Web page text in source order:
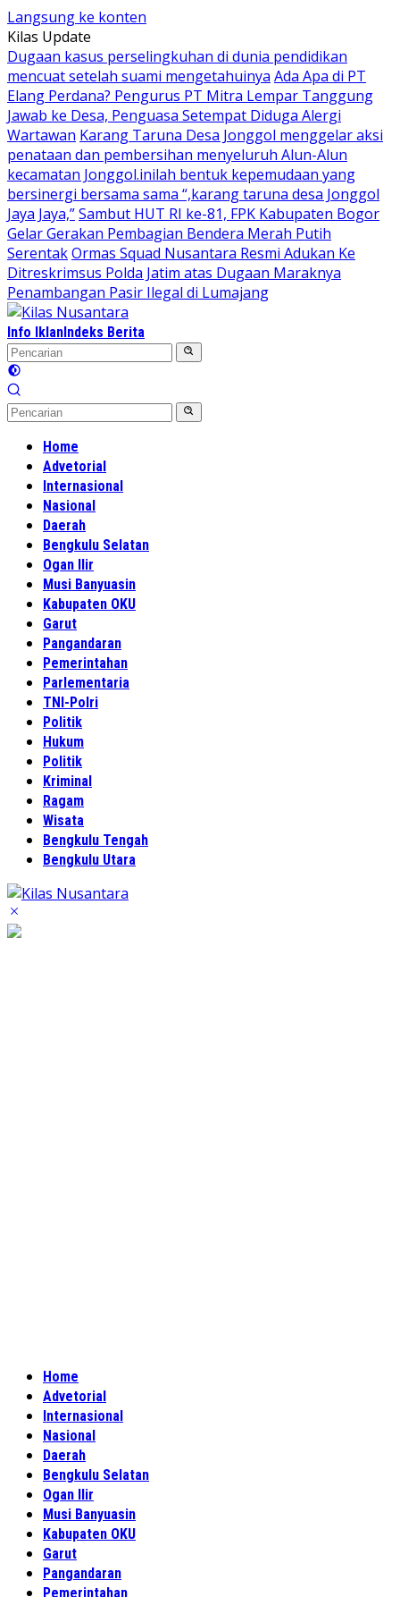
Langsung ke konten
Kilas Update
Dugaan kasus perselingkuhan di dunia pendidikan
mencuat setelah suami mengetahuinya Ada Apa di PT
Elang Perdana? Pengurus PT Mitra Lempar Tanggung
Jawab ke Desa, Penguasa Setempat Diduga Alergi
Wartawan Karang Taruna Desa Jonggol menggelar aksi
penataan dan pembersihan menyeluruh Alun-Alun
kecamatan Jonggol.inilah bentuk kepemudaan yang
bersinergi bersama sama “,karang taruna desa Jonggol
Jaya Jaya,”Sambut HUT RI ke-81, FPK Kabupaten Bogor
Gelar Gerakan Pembagian Bendera Merah Putih
SerentakOrmas Squad Nusantara Resmi Adukan Ke
Ditreskrimsus Polda Jatim atas Dugaan Maraknya
Penambangan Pasir Ilegal di Lumajang
Info IklanIndeks Berita
Home
Advetorial
Internasional
Nasional
Daerah
Bengkulu Selatan
Ogan Ilir
Musi Banyuasin
Kabupaten OKU
Garut
Pangandaran
Pemerintahan
Parlementaria
TNI-Polri
Politik
Hukum
Politik
Kriminal
Ragam
Wisata
Bengkulu Tengah
Bengkulu Utara
Home
Advetorial
Internasional
Nasional
Daerah
Bengkulu Selatan
Ogan Ilir
Musi Banyuasin
Kabupaten OKU
Garut
Pangandaran
Pemerintahan